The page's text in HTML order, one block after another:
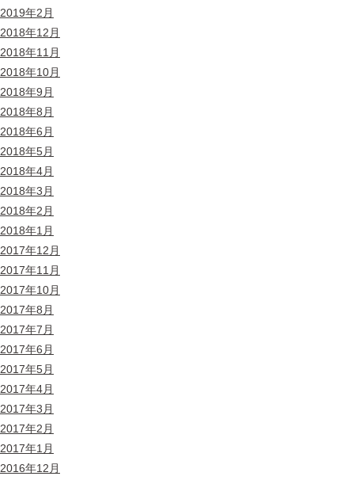
2019年2月
2018年12月
2018年11月
2018年10月
2018年9月
2018年8月
2018年6月
2018年5月
2018年4月
2018年3月
2018年2月
2018年1月
2017年12月
2017年11月
2017年10月
2017年8月
2017年7月
2017年6月
2017年5月
2017年4月
2017年3月
2017年2月
2017年1月
2016年12月